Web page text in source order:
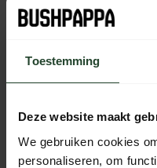
Toestemming
Deze website maakt
We gebruiken cookies
personaliseren, om
Plaats je bestelling
bestelling vandaag
Kostenloser Versand ab
14 Tage Bedenkzeit
selben Tag versandt.
Jeden Tag von 10:00
E-Mail erreichbar.